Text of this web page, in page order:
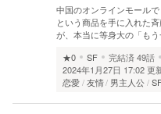
中国のオンラインモールで
という商品を手に入れた
が、本当に等身大の「も
★0
SF 完結済49話
2024年1月27日 17:02 更
恋愛 友情 男主人公